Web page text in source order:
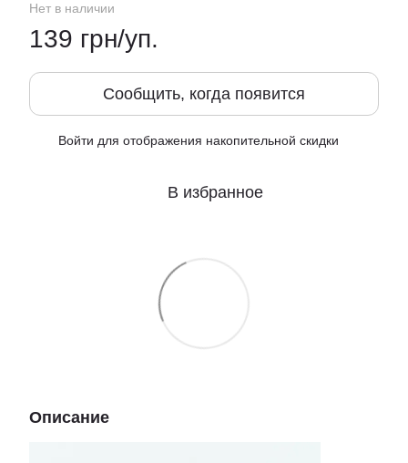
Нет в наличии
139 грн/уп.
Сообщить, когда появится
Войти для отображения накопительной скидки
В избранное
Описание